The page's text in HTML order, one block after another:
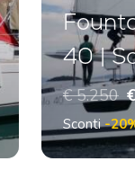
40 |
€ 5.250
Sconti-